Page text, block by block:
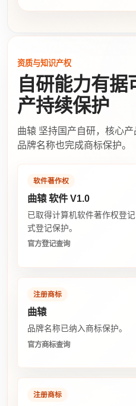
资质与知识产权
自研能力有据
产持续保护
曲辕 坚持国产自研，核心产
品牌名称也完成商标保护。
软件著作权
曲辕 软件 V1.0
已取得计算机软件著作权登
式登记保护。
官方登记查询
注册商标
曲辕
品牌名称已纳入商标保护。
官方商标查询
注册商标